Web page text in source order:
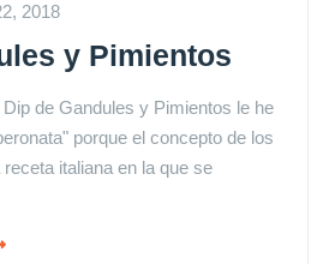
2018
y Pimientos
de Gandules y Pimientos le he
porque el concepto de los
italiana en la que se